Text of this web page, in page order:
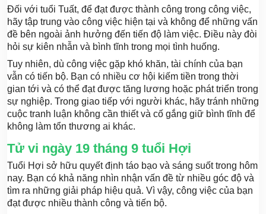
Đối với tuổi Tuất, để đạt được thành công trong công việc,
hãy tập trung vào công việc hiện tại và không để những vấn
đề bên ngoài ảnh hưởng đến tiến độ làm việc. Điều này đòi
hỏi sự kiên nhẫn và bình tĩnh trong mọi tình huống.
Tuy nhiên, dù công việc gặp khó khăn, tài chính của bạn
vẫn có tiến bộ. Bạn có nhiều cơ hội kiếm tiền trong thời
gian tới và có thể đạt được tăng lương hoặc phát triển trong
sự nghiệp. Trong giao tiếp với người khác, hãy tránh những
cuộc tranh luận không cần thiết và cố gắng giữ bình tĩnh để
không làm tổn thương ai khác.
Tử vi ngày 19 tháng 9 tuổi Hợi
Tuổi Hợi sở hữu quyết định táo bạo và sáng suốt trong hôm
nay. Bạn có khả năng nhìn nhận vấn đề từ nhiều góc độ và
tìm ra những giải pháp hiệu quả. Vì vậy, công việc của bạn
đạt được nhiều thành công và tiến bộ.